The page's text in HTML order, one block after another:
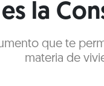
la
que te
materia de